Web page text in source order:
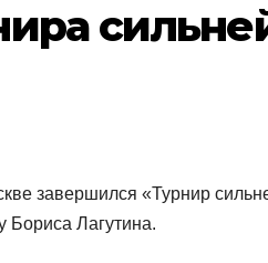
завершился «Турнир
Бориса Лагутина.